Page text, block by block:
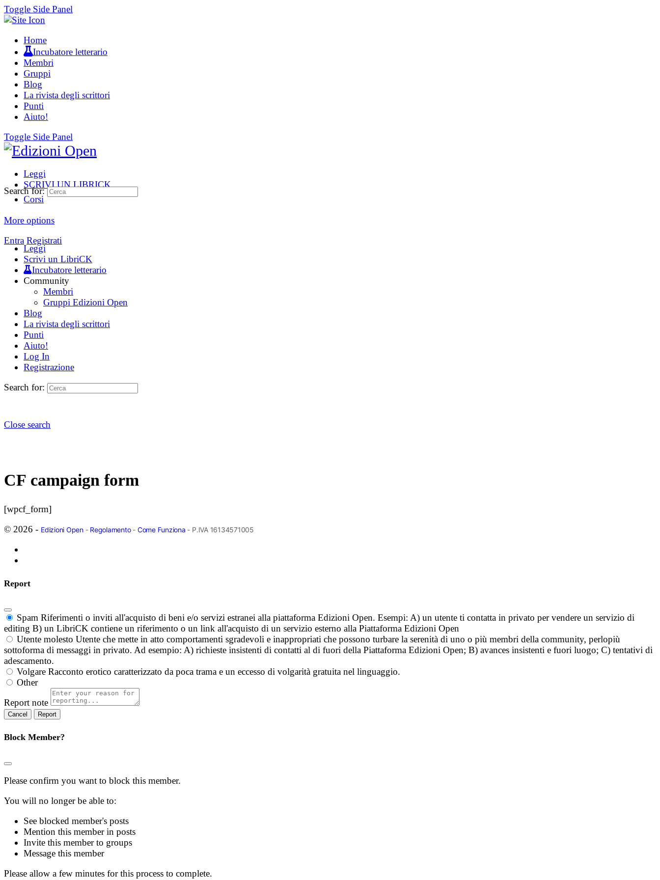
Toggle Side Panel
Home
Incubatore letterario
Membri
Gruppi
Blog
La rivista degli scrittori
Punti
Aiuto!
Toggle Side Panel
Leggi
SCRIVI UN LIBRICK
Corsi
More options
Entra Registrati
Search for:
Leggi
Scrivi un LibriCK
Incubatore letterario
Community
Membri
Gruppi Edizioni Open
Blog
La rivista degli scrittori
Punti
Aiuto!
Log In
Registrazione
Search for:
Close search
CF campaign form
[wpcf_form]
© 2026 - Edizioni Open- Regolamento- Come Funziona - P.IVA 16134571005
Report
Spam Riferimenti o inviti all'acquisto di beni e/o servizi estranei alla piattaforma Edizioni Open. Esempi: A) un utente ti contatta in privato per vendere un servizio di
editing B) un LibriCK contiene un riferimento o un link all'acquisto di un servizio esterno alla Piattaforma Edizioni Open
Utente molesto Utente che mette in atto comportamenti sgradevoli e inappropriati che possono turbare la serenità di uno o più membri della community, perlopiù
sottoforma di messaggi in privato. Ad esempio: A) richieste insistenti di contatti al di fuori della Piattaforma Edizioni Open; B) avances insistenti e fuori luogo; C) tentativi di
adescamento.
Volgare Racconto erotico caratterizzato da poca trama e un eccesso di volgarità gratuita nel linguaggio.
Other
Report note
Report
Block Member?
Please confirm you want to block this member.
You will no longer be able to:
See blocked member's posts
Mention this member in posts
Invite this member to groups
Message this member
Please allow a few minutes for this process to complete.